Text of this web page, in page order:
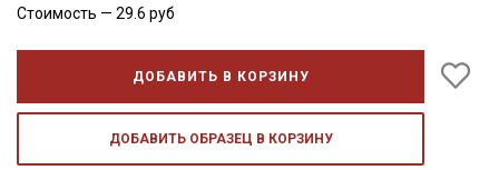
Стоимость — 29.6 руб
ДОБАВИТЬ В КОРЗИНУ
ДОБАВИТЬ ОБРАЗЕЦ В КОРЗИНУ